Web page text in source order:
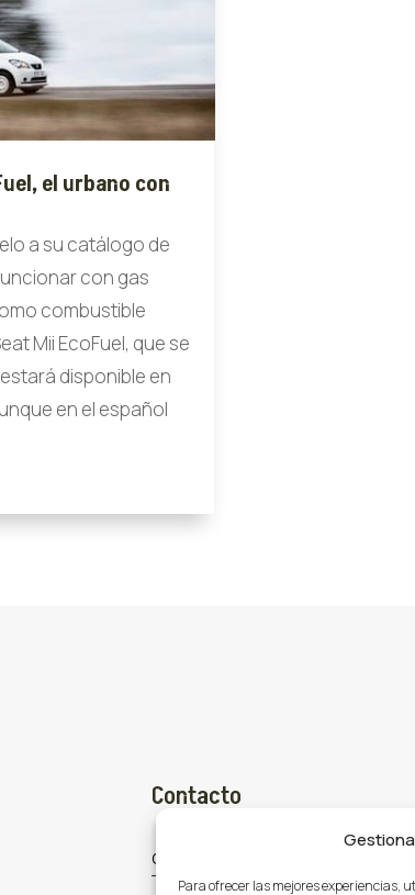
Para ofrecer las mejores experiencias,
el urbano con
a su catálogo de
con gas
combustible
Mii EcoFuel, que se
disponible en
en el español
Contacto
comercial@gasmocion.com